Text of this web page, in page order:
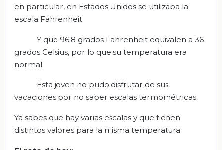
en particular, en Estados Unidos se utilizaba la
escala Fahrenheit.
Y que 96.8 grados Fahrenheit equivalen a 36
grados Celsius, por lo que su temperatura era
normal.
Esta joven no pudo disfrutar de sus
vacaciones por no saber escalas termométricas.
Ya sabes que hay varias escalas y que tienen
distintos valores para la misma temperatura.